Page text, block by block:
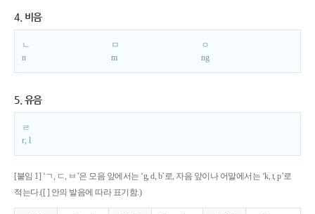
4. 비음
ㄴ
n
ㅁ
m
ㅇ
ng
5. 유음
ㄹ
r, l
[붙임 1] ‘ㄱ, ㄷ, ㅂ’은 모음 앞에서는 ‘g, d, b’로, 자음 앞이나 어말에서는 ‘k, t, p’로
적는다.([ ] 안의 발음에 따라 표기함.)